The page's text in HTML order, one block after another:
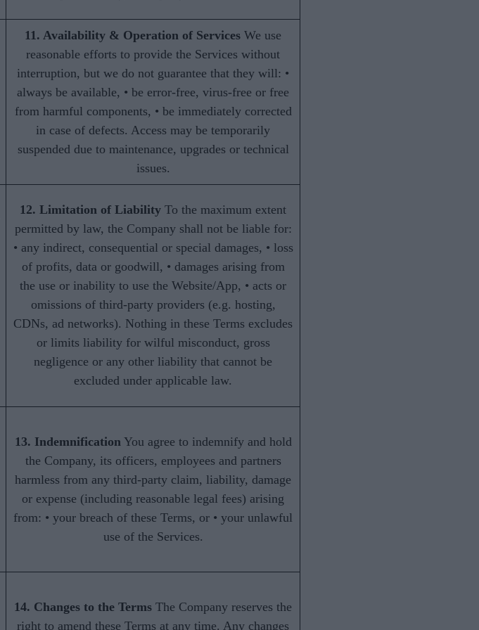
11. Availability & Operation of Services We use
reasonable efforts to provide the Services without
interruption, but we do not guarantee that they will: •
always be available, • be error-free, virus-free or free
from harmful components, • be immediately corrected
in case of defects. Access may be temporarily
suspended due to maintenance, upgrades or technical
issues.
12. Limitation of Liability To the maximum extent
permitted by law, the Company shall not be liable for:
• any indirect, consequential or special damages, • loss
of profits, data or goodwill, • damages arising from
the use or inability to use the Website/App, • acts or
omissions of third-party providers (e.g. hosting,
CDNs, ad networks). Nothing in these Terms excludes
or limits liability for wilful misconduct, gross
negligence or any other liability that cannot be
excluded under applicable law.
13. Indemnification You agree to indemnify and hold
the Company, its officers, employees and partners
harmless from any third-party claim, liability, damage
or expense (including reasonable legal fees) arising
from: • your breach of these Terms, or • your unlawful
use of the Services.
14. Changes to the Terms The Company reserves the
right to amend these Terms at any time. Any changes